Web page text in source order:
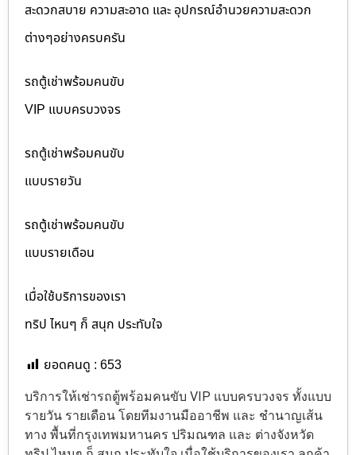
สะดวกสบาย ความสะอาด และ อุปกรณ์อำนวยความสะดวก
ต่างๆอย่างครบครัน
รถตู้เช่าพร้อมคนขับ
VIP แบบครบวงจร
รถตู้เช่าพร้อมคนขับ
แบบรายวัน
รถตู้เช่าพร้อมคนขับ
แบบรายเดือน
เมื่อใช้บริการของเรา
ทริป ไหนๆ ก็ สนุก ประทับใจ
ยอดคนดู : 653
บริการให้เช่ารถตู้พร้อมคนขับ VIP แบบครบวงจร ทั้งแบบ
รายวัน รายเดือน โดยทีมงานมืออาชีพ และ ชำนาญเส้น
ทาง พื้นที่กรุงเทพมหานคร ปริมณฑล และ ต่างจังหวัด